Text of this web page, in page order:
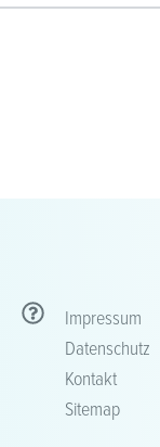
Impressum
Datenschutz
Kontakt
Sitemap